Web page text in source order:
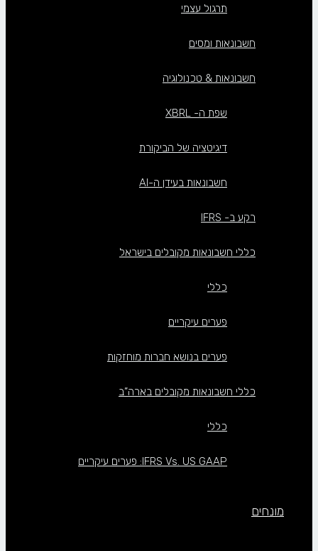
תרגול עצמי
חשבונאות ומסים
חשבונאות & טכנולוגיה
שפת ה- XBRL
דיגיטציה של הביקורת
חשבונאות בעידן ה-AI
רקע ב- IFRS
כללי חשבונאות מקובלים בישראל
כללי
פערים עיקריים
פערים בנושא חברות מוחזקות
כללי חשבונאות מקובלים בארה”ב
כללי
IFRS Vs. US GAAP: פערים עיקריים
מונחים